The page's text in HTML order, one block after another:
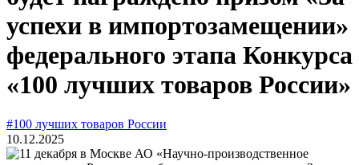
успехи в импортозамещении»
федерального этапа Конкурса
«100 лучших товаров России»
#100 лучших товаров России
10.12.2025